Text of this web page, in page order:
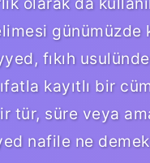
günümüzde
fıkıh
kayıtlı bir
tür, süre veya
nafile ne